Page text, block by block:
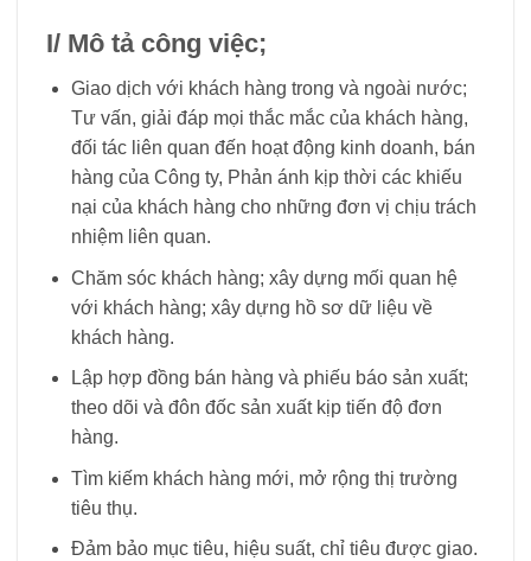
I/ Mô tả công việc;
Giao dịch với khách hàng trong và ngoài nước;
Tư vấn, giải đáp mọi thắc mắc của khách hàng,
đối tác liên quan đến hoạt động kinh doanh, bán
hàng của Công ty, Phản ánh kịp thời các khiếu
nại của khách hàng cho những đơn vị chịu trách
nhiệm liên quan.
Chăm sóc khách hàng; xây dựng mối quan hệ
với khách hàng; xây dựng hồ sơ dữ liệu về
khách hàng.
Lập hợp đồng bán hàng và phiếu báo sản xuất;
theo dõi và đôn đốc sản xuất kịp tiến độ đơn
hàng.
Tìm kiếm khách hàng mới, mở rộng thị trường
tiêu thụ.
Đảm bảo mục tiêu, hiệu suất, chỉ tiêu được giao.